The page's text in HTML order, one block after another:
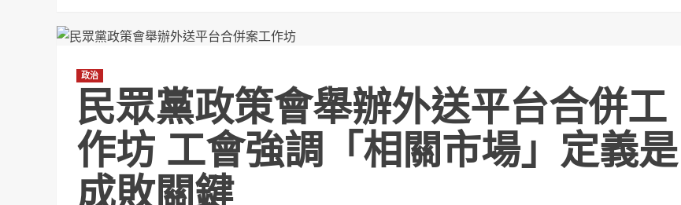
政治
民眾黨政策會舉辦外送平台合併工
作坊 工會強調「相關市場」定義是
成敗關鍵